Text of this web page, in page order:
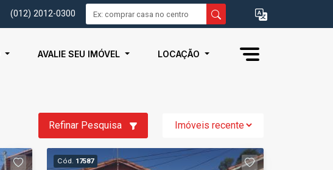
(012) 2012-0300
AVALIE SEU IMÓVEL LOCAÇÃO
Refinar Pesquisa
Cód. 17587